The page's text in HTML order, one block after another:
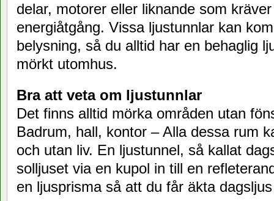
delar, motorer eller liknande som
energiåtgång. Vissa ljustunnlar kan
belysning, så du alltid har en behaglig
mörkt utomhus.
Bra att veta om ljustunnlar
Det finns alltid mörka områden utan
Badrum, hall, kontor – Alla dessa rum
och utan liv. En ljustunnel, så kallat
solljuset via en kupol in till en
en ljusprisma så att du får äkta